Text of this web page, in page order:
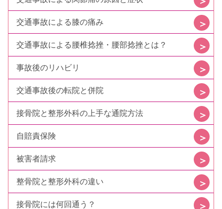
交通事故による膝の痛み
交通事故による腰椎捻挫・腰部捻挫とは？
事故後のリハビリ
交通事故後の転院と併院
接骨院と整形外科の上手な通院方法
自賠責保険
被害者請求
整骨院と整形外科の違い
接骨院には何回通う？